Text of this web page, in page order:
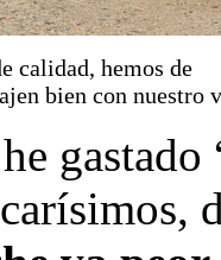
calidad, hemos de
bien con nuestro
gastado